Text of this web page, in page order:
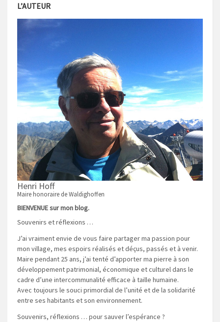
L’AUTEUR
Henri Hoff
Maire honoraire de Waldighoffen
BIENVENUE sur mon blog.
Souvenirs et réflexions …
J’ai vraiment envie de vous faire partager ma passion pour
mon village, mes espoirs réalisés et déçus, passés et à venir.
Maire pendant 25 ans, j’ai tenté d’apporter ma pierre à son
développement patrimonial, économique et culturel dans le
cadre d’une intercommunalité efficace à taille humaine.
Avec toujours le souci primordial de l’unité et de la solidarité
entre ses habitants et son environnement.
Souvenirs, réflexions … pour sauver l’espérance ?